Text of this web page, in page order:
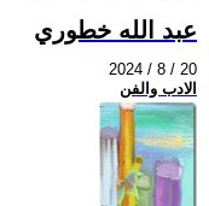
عبد الله خطوري
2024 / 8 / 20
الادب والفن